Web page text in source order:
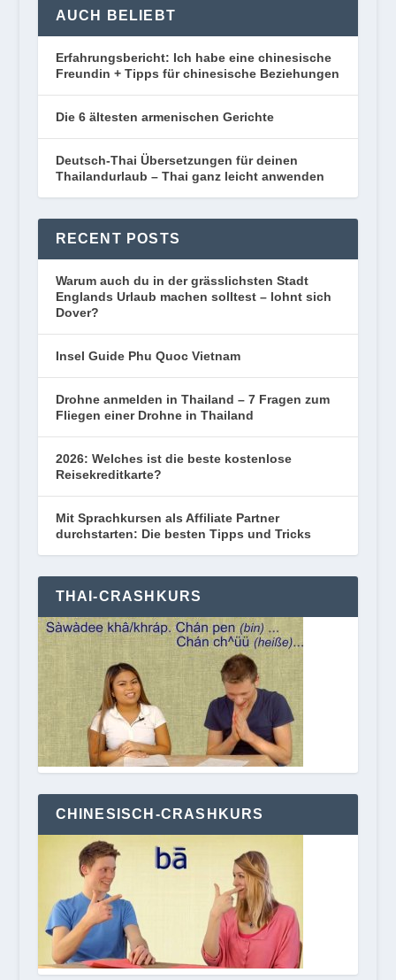
AUCH BELIEBT
Erfahrungsbericht: Ich habe eine chinesische
Freundin + Tipps für chinesische Beziehungen
Die 6 ältesten armenischen Gerichte
Deutsch-Thai Übersetzungen für deinen
Thailandurlaub – Thai ganz leicht anwenden
RECENT POSTS
Warum auch du in der grässlichsten Stadt
Englands Urlaub machen solltest – lohnt sich
Dover?
Insel Guide Phu Quoc Vietnam
Drohne anmelden in Thailand – 7 Fragen zum
Fliegen einer Drohne in Thailand
2026: Welches ist die beste kostenlose
Reisekreditkarte?
Mit Sprachkursen als Affiliate Partner
durchstarten: Die besten Tipps und Tricks
THAI-CRASHKURS
CHINESISCH-CRASHKURS